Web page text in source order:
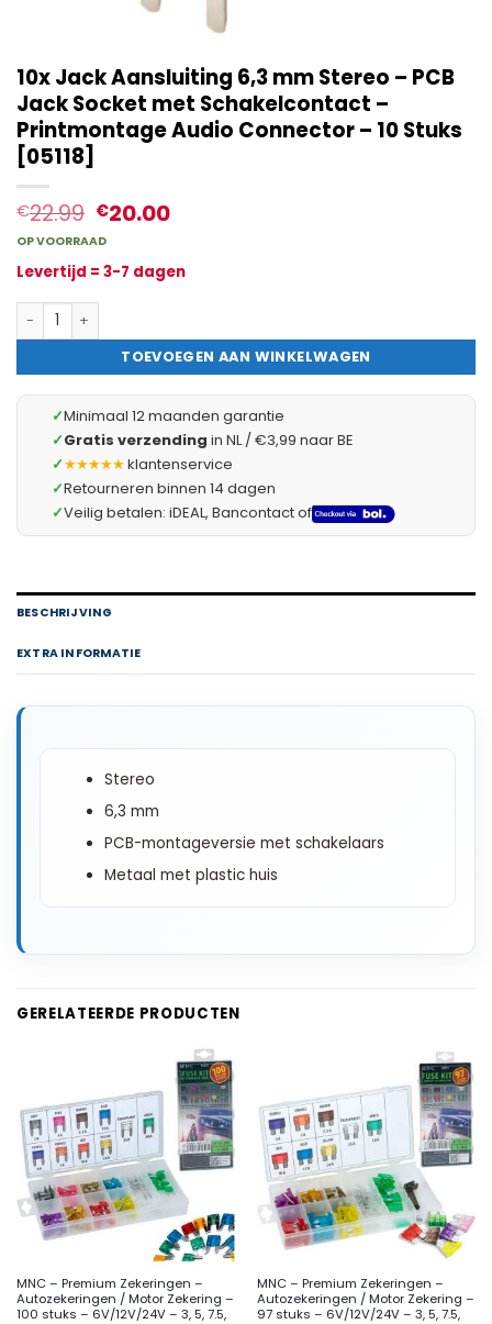
10x Jack Aansluiting 6,3 mm Stereo – PCB
Jack Socket met Schakelcontact –
Printmontage Audio Connector – 10 Stuks
[05118]
€22.99 €20.00
OP VOORRAAD
Levertijd = 3-7 dagen
10x Jack Aansluiting 6,3 mm Stereo – PCB Jack Socket met
TOEVOEGEN AAN WINKELWAGEN
✓Minimaal 12 maanden garantie
✓Gratis verzending in NL / €3,99 naar BE
✓★★★★★klantenservice
✓Retourneren binnen 14 dagen
✓Veilig betalen: iDEAL, Bancontact of
BESCHRIJVING
EXTRA INFORMATIE
Stereo
6,3 mm
PCB-montageversie met schakelaars
Metaal met plastic huis
GERELATEERDE PRODUCTEN
MNC – Premium Zekeringen –
Autozekeringen / Motor Zekering –
100 stuks – 6V/12V/24V – 3, 5, 7.5,
MNC – Premium Zekeringen –
Autozekeringen / Motor Zekering –
97 stuks – 6V/12V/24V – 3, 5, 7.5,